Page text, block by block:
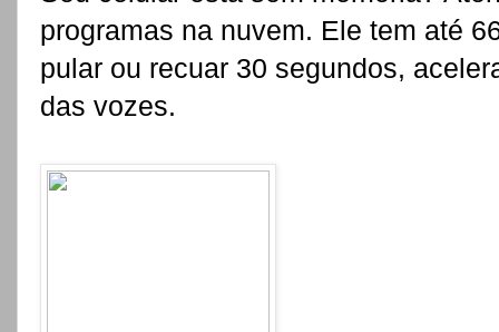
programas na nuvem. Ele tem até
pular ou recuar 30 segundos,
das vozes.